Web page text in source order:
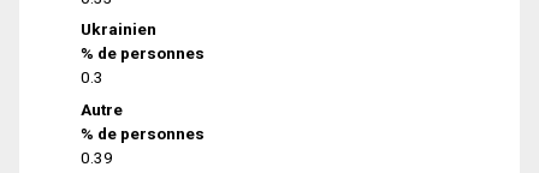
Ukrainien
% de personnes
0.3
Autre
% de personnes
0.39